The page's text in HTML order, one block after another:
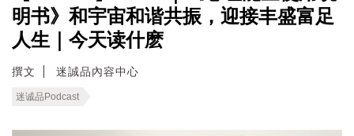
明书》和宇宙和谐共振，迎接丰盛富足
人生｜今天读什麽
撰文 迷誠品內容中心
迷诚品Podcast